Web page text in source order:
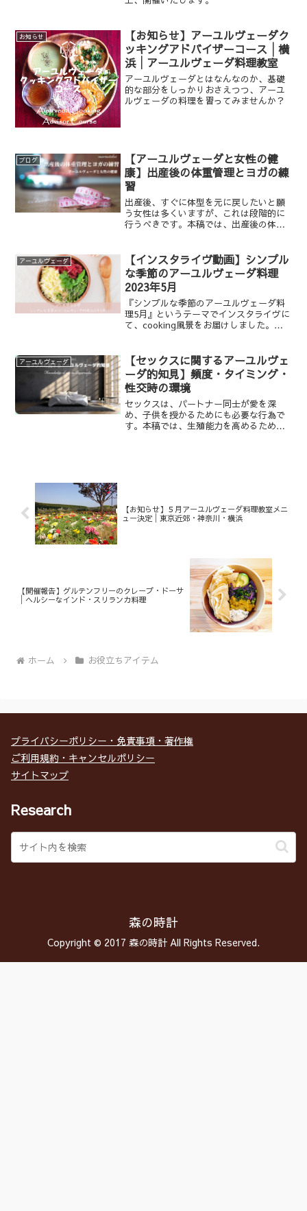
は、自身の経験から、「人を癒すことで
自分も癒される」という想いを語る。そ
してこの新しい施策は、「あかつき大作
戦」と名付けられたのだった。
お知らせ
【お知らせ】アーユルヴェーダク
ッキングアドバイザーコース│横
浜│アーユルヴェーダ料理教室
アーユルヴェーダとはなんなのか、基礎
的な部分をしっかりおさえつつ、アーユ
ルヴェーダの料理を習ってみませんか？
ブログ
【アーユルヴェーダと女性の健
康】出産後の体重管理とヨガの練
習
出産後、すぐに体型を元に戻したいと願
う女性は多くいますが、これは段階的に
行うべきです。本稿では、出産後の体重
アーユルヴェーダ
【インスタライヴ動画】シンプル
な季節のアーユルヴェーダ料理
2023年5月
『シンプルな季節のアーユルヴェーダ料
理5月』というテーマでインスタライヴに
て、cooking風景をお届けしました。当
アーユルヴェーダ
【セックスに関するアーユルヴェ
ーダ的知見】頻度・タイミング・
性交時の環境
セックスは、パートナー同士が愛を深
め、子供を授かるためにも必要な行為で
す。本稿では、生殖能力を高めるため
【お知らせ】５月アーユルヴェーダ料理教室メニ
ュー決定│東京近郊・神奈川・横浜
【開催報告】グルテンフリーのクレープ・ドーサ
│ヘルシーなインド・スリランカ料理
ホーム お役立ちアイテム
プライバシーポリシー・免責事項・著作権
ご利用規約・キャンセルポリシー
サイトマップ
Research
森の時計
Copyright © 2017 森の時計 All Rights Reserved.